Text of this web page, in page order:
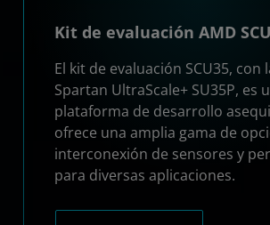
Kit de evaluación AMD
El kit de evaluación SCU35, con
Spartan UltraScale+ SU35P, es
plataforma de desarrollo
ofrece una amplia gama de
interconexión de sensores y
para diversas aplicaciones.